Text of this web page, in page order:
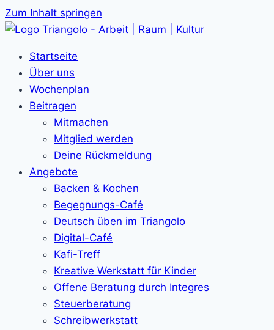
Zum Inhalt springen
Startseite
Über uns
Wochenplan
Beitragen
Mitmachen
Mitglied werden
Deine Rückmeldung
Angebote
Backen & Kochen
Begegnungs-Café
Deutsch üben im Triangolo
Digital-Café
Kafi-Treff
Kreative Werkstatt für Kinder
Offene Beratung durch Integres
Steuerberatung
Schreibwerkstatt